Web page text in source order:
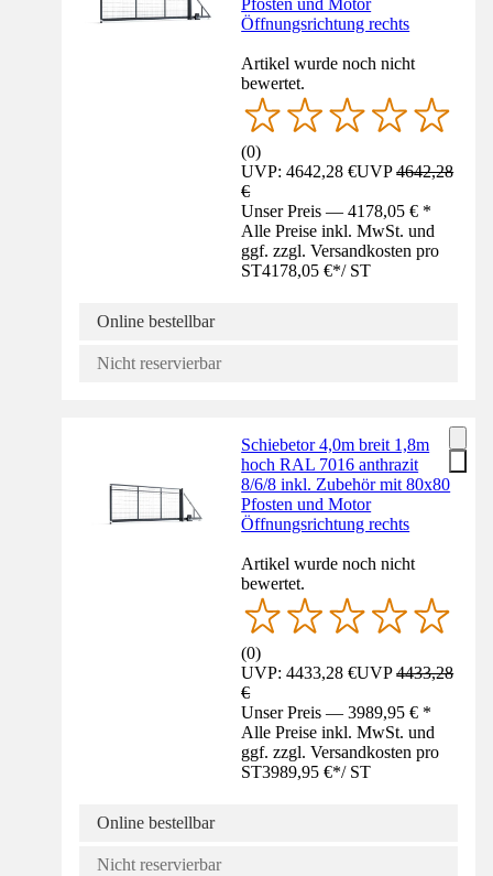
Öffnungsrichtung rechts
Artikel wurde noch nicht
bewertet.
(0)
UVP: 4642,28 €UVP4642,28
€
Unser Preis — 4178,05 € *
Alle Preise inkl. MwSt. und
ggf. zzgl. Versandkosten pro
ST4178,05 €*/ ST
Online bestellbar
Nicht reservierbar
Schiebetor 4,0m breit 1,8m
hoch RAL 7016 anthrazit
8/6/8 inkl. Zubehör mit 80x80
Pfosten und Motor
Öffnungsrichtung rechts
Artikel wurde noch nicht
bewertet.
(0)
UVP: 4433,28 €UVP4433,28
€
Unser Preis — 3989,95 € *
Alle Preise inkl. MwSt. und
ggf. zzgl. Versandkosten pro
ST3989,95 €*/ ST
Online bestellbar
Nicht reservierbar